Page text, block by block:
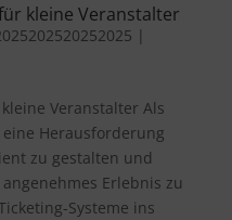
kleine Veranstalter
|
Veranstalter Als
Herausforderung
zu gestalten und
Erlebnis zu
Systeme ins